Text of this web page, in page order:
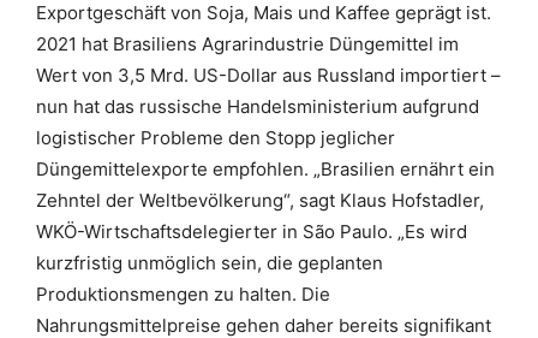
Exportgeschäft von Soja, Mais und Kaffee geprägt ist.
2021 hat Brasiliens Agrarindustrie Düngemittel im
Wert von 3,5 Mrd. US-Dollar aus Russland importiert –
nun hat das russische Handelsministerium aufgrund
logistischer Probleme den Stopp jeglicher
Düngemittelexporte empfohlen. „Brasilien ernährt ein
Zehntel der Weltbevölkerung“, sagt Klaus Hofstadler,
WKÖ-Wirtschaftsdelegierter in São Paulo. „Es wird
kurzfristig unmöglich sein, die geplanten
Produktionsmengen zu halten. Die
Nahrungsmittelpreise gehen daher bereits signifikant